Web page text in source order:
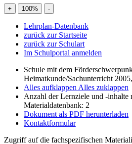
+ 100% -
Lehrplan-Datenbank
zurück zur Startseite
zurück zur Schulart
Im Schulportal anmelden
Schule mit dem
Heimatkunde/Sachunterricht
Alles aufklappen Alles zuklappen
Anzahl der Lernziele und -inhalte
Materialdatenbank: 2
Dokument als PDF herunterladen
Kontaktformular
Zugriff auf die fachspezifischen